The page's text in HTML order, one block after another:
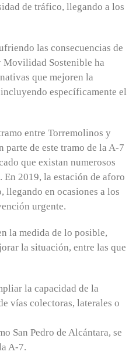
de tráfico, llegando a los
las consecuencias de
Movilidad Sostenible ha
que mejoren la
específicamente el
entre Torremolinos y
de este tramo de la A-7
que existan numerosos
En 2019, la estación de aforo
llegando en ocasiones a los
urgente.
la medida de lo posible,
la situación, entre las que
la capacidad de la
vías colectoras, laterales o
San Pedro de Alcántara, se
A-7.